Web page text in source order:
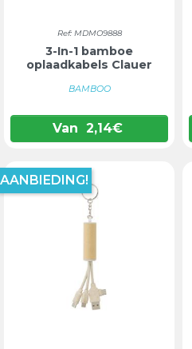
Ref: MDMO9888
3-In-1 bamboe
oplaadkabels Clauer
BAMBOO
Van 2,14€
AANBIEDING!